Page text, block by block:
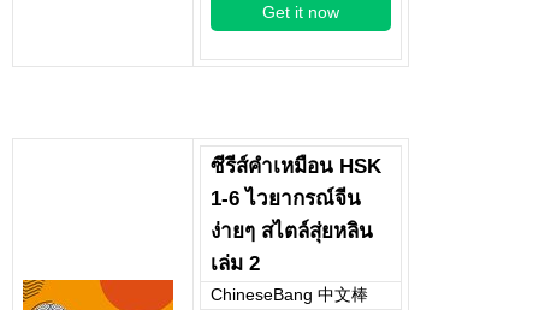
Get it now
ซีรีส์คำเหมือน HSK
1-6 ไวยากรณ์จีน
ง่ายๆ สไตล์สุ่ยหลิน
เล่ม 2
ChineseBang 中文棒